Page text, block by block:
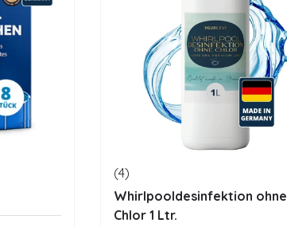
(4)
Whirlpooldesinfektion ohne
Chlor 1 Ltr.